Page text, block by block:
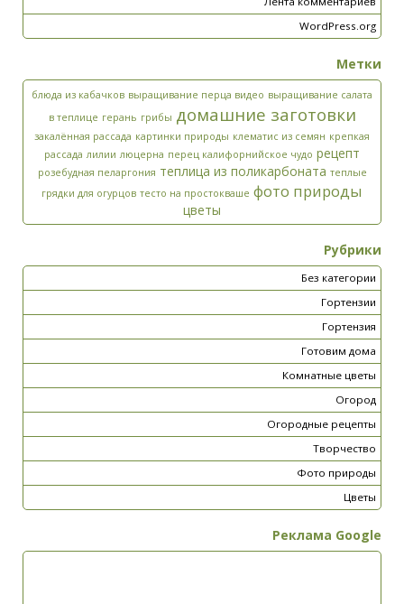
WordPress.org
Метки
блюда из кабачков выращивание перца видео выращивание салата
в теплице герань грибы домашние заготовки
закалённая рассада картинки природы клематис из семян крепкая
рассада лилии люцерна перец калифорнийское чудо рецепт
розебудная пеларгония теплица из поликарбоната теплые
грядки для огурцов тесто на простокваше фото природы
цветы
Рубрики
Без категории
Гортензии
Гортензия
Готовим дома
Комнатные цветы
Огород
Огородные рецепты
Творчество
Фото природы
Цветы
Реклама Google